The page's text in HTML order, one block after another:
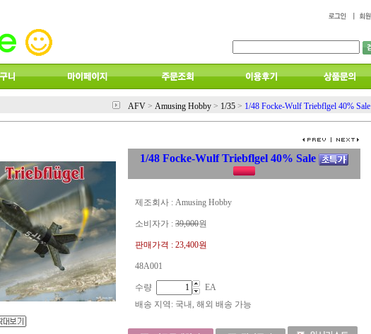
AFV > Amusing Hobby > 1/35 > 1/48 Focke-Wulf Triebflgel 40% Sale
1/48 Focke-Wulf Triebflgel 40% Sale
제조회사 : Amusing Hobby
소비자가 : 39,000원
판매가격 : 23,400원
48A001
수량
EA
배송 지역 : 국내, 해외 배송 가능